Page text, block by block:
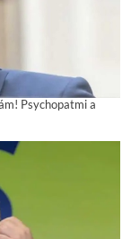
Psychopatmi a